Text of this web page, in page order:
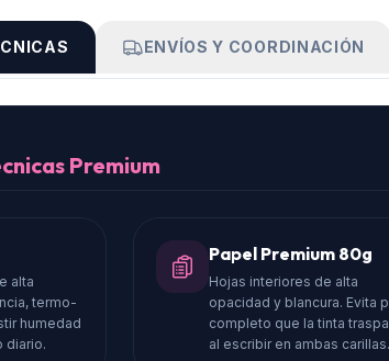
ENVÍOS Y COORDINACIÓN
Premium
alta
termo-
humedad
diario.
Papel Premium 80g
Hojas interiores de alta
opacidad y blancura. Evita
completo que la tinta
al escribir en ambas carillas.